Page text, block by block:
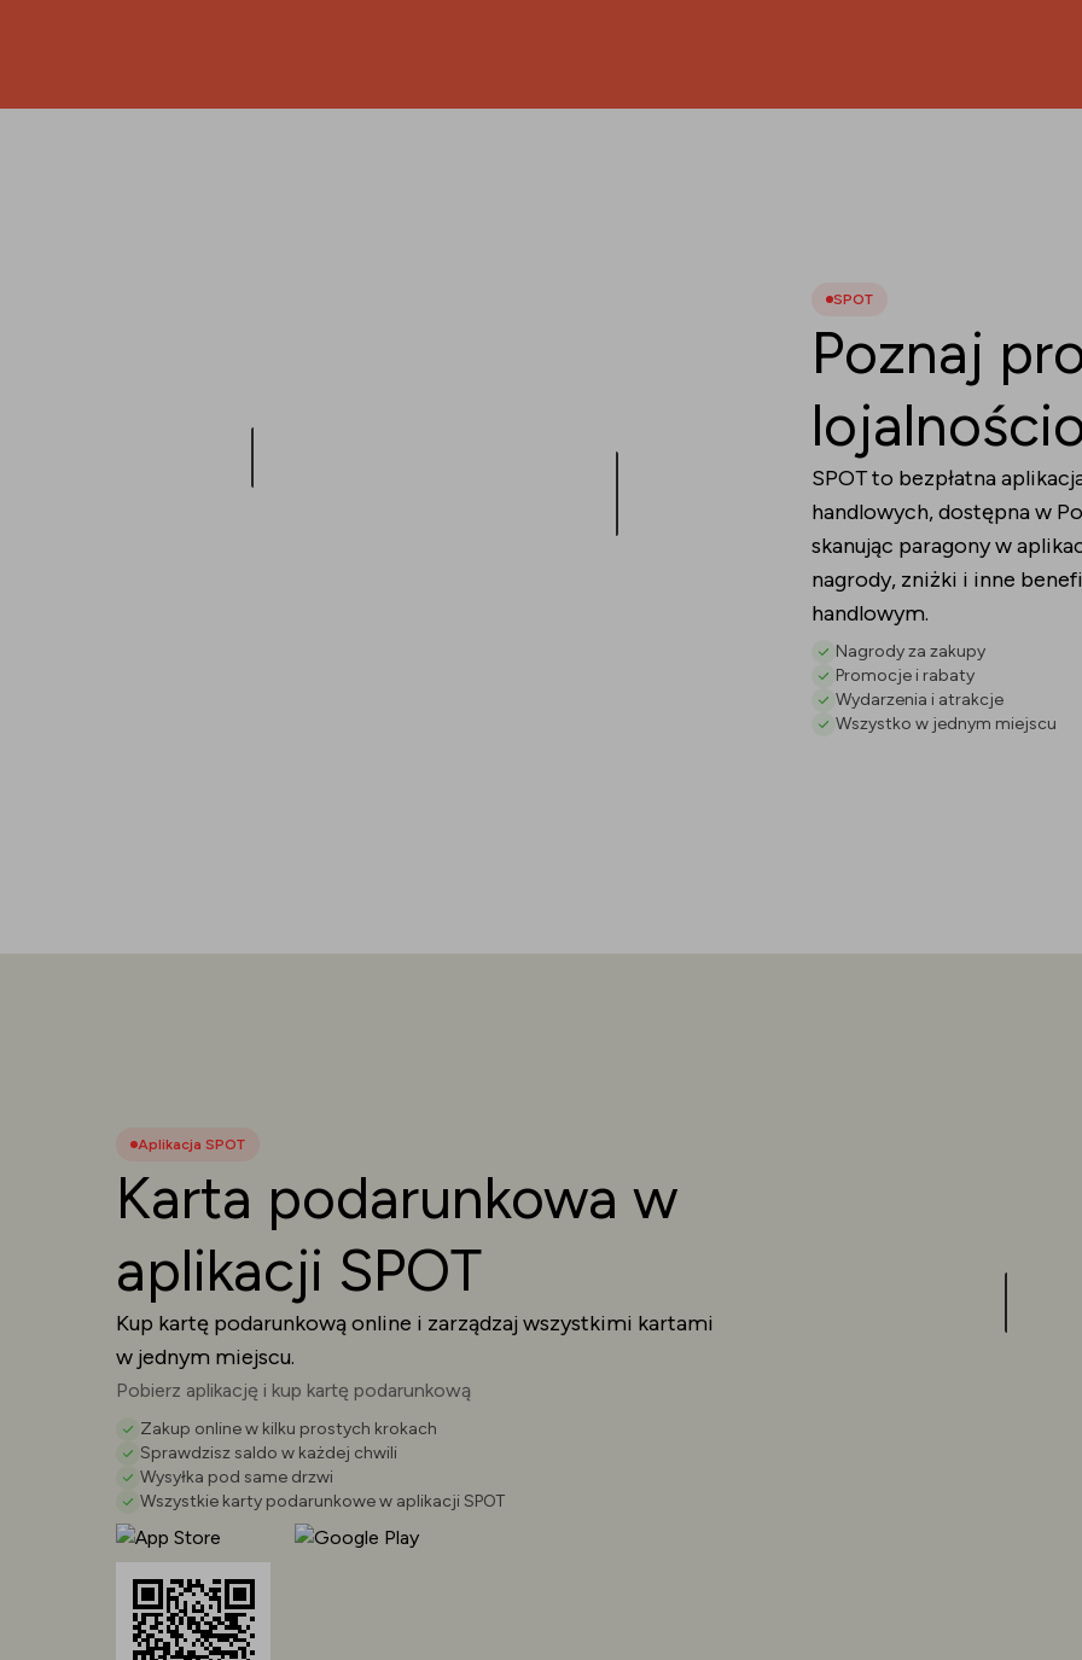
SPOT
Poznaj
SPOT to bezpłatna
handlowych, dostępna w
skanując paragony w
nagrody, zniżki i inne
handlowym.
Nagrody za zakupy
Promocje i rabaty
Wydarzenia i atrakcje
Wszystko w jednym miejscu
Aplikacja SPOT
Karta podarunkowa w
aplikacji SPOT
Kup kartę podarunkową online i zarządzaj wszystkimi kartami
w jednym miejscu.
Pobierz aplikację i kup kartę podarunkową
Zakup online w kilku prostych krokach
Sprawdzisz saldo w każdej chwili
Wysyłka pod same drzwi
Wszystkie karty podarunkowe w aplikacji SPOT